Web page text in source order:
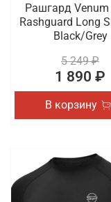
Рашгард Venum
Rashguard Long
Black/Grey
5 249 ₽
1 890 ₽
В корзину